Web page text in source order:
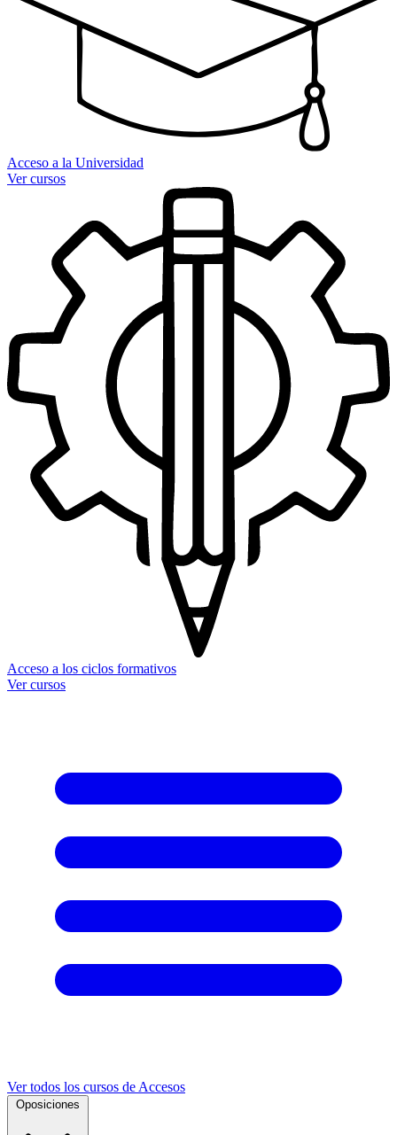
Acceso a la Universidad
Ver cursos
Acceso a los ciclos formativos
Ver cursos
Ver todos los cursos de Accesos
Oposiciones